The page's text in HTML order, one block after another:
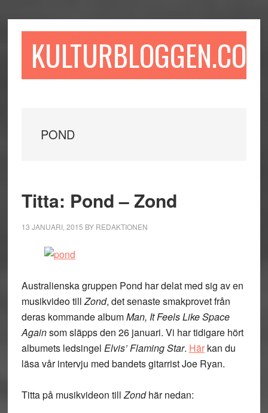
till
till
sidofältet
till
KULTURBLOGGEN.COM
POND
Titta: Pond – Zond
13 JANUARI, 2015 BY REDAKTIONEN
Australienska gruppen Pond har delat med sig av en
musikvideo tillZond, det senaste smakprovet från
deras kommande albumMan, It Feels Like Space
Againsom släpps den 26 januari. Vi har tidigare hört
albumets ledsingel Elvis’ Flaming Star. Härkan du
läsa vår intervju med bandets gitarrist Joe Ryan.
Titta på musikvideon tillZondhär nedan: